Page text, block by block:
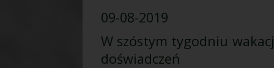
09-08-2019
W szóstym tygodniu
doświadczeń